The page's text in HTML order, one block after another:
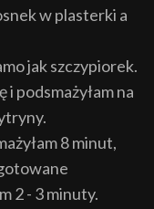
w plasterki a
jak szczypiorek.
i podsmażyłam na
8 minut,
2 - 3 minuty.